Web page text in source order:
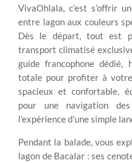
VivaOhlala, c’est s’offrir
entre lagon aux couleurs
Dès le départ, tout est
transport climatisé
guide francophone
totale pour profiter à
spacieux et confortable,
pour une navigation
l’expérience d’une simple
Pendant la balade, vous
lagon de Bacalar : ses